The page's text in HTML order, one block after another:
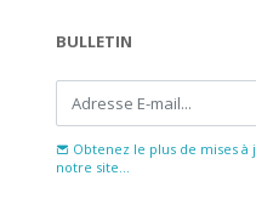
BULLETIN
Obtenez le plus de mises
notre site...